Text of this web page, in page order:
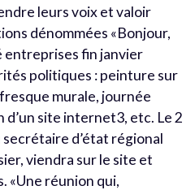
leurs voix et valoir
dénommées «Bonjour,
entreprises fin janvier
politiques : peinture sur
murale, journée
site internet3, etc. Le 2
d’état régional
viendra sur le site et
«Une réunion qui,